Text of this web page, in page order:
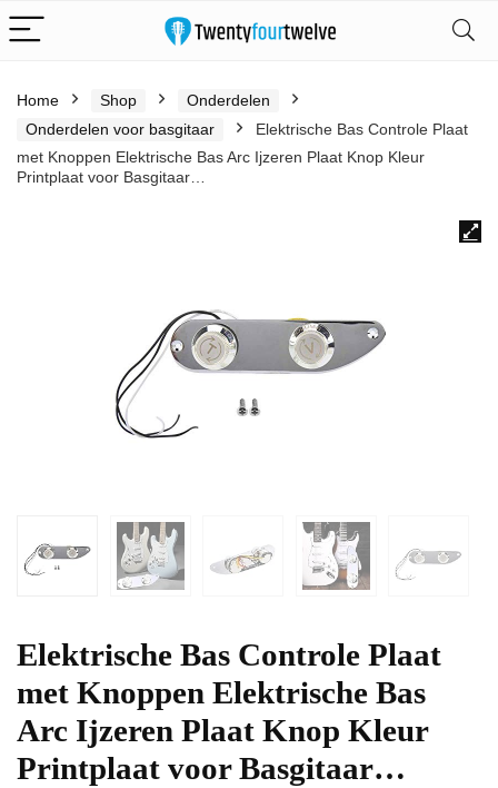
Home Shop
Onderdelen
Onderdelen voor basgitaar
Elektrische Bas Controle Plaat
met Knoppen Elektrische Bas Arc Ijzeren Plaat Knop Kleur
Printplaat voor Basgitaar…
Elektrische Bas Controle Plaat
met Knoppen Elektrische Bas
Arc Ijzeren Plaat Knop Kleur
Printplaat voor Basgitaar…